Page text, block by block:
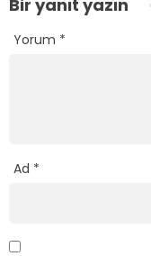
Bir yanıt yazın
Yorum *
Ad *